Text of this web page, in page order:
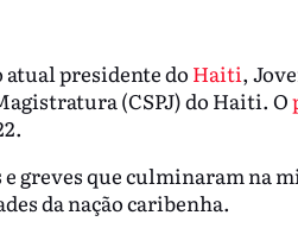
atual presidente do Haiti,
(CSPJ) do Haiti. O
greves que culminaram na
da nação caribenha.